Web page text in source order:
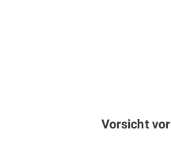
Vorsicht